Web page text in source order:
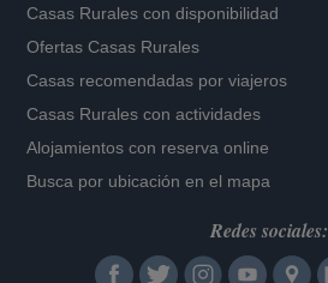
Casas Rurales con disponibilidad
Ofertas Casas Rurales
Casas recomendadas por viajeros
Casas Rurales con actividades
Alojamientos con reserva online
Busca por ubicación en el mapa
Redes sociales: